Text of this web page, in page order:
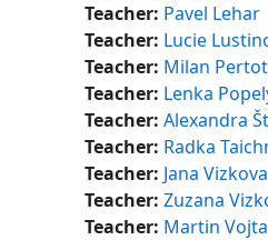
Teacher: Pavel Lehar
Teacher: Lucie
Teacher: Milan Pertot
Teacher: Lenka
Teacher: Alexandra
Teacher: Radka
Teacher: Jana Vizkova
Teacher: Zuzana
Teacher: Martin Vojta